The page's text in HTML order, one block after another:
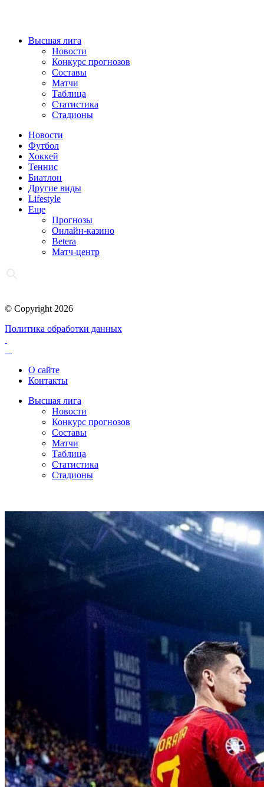
Высшая лига
Новости
Конкурс прогнозов
Составы
Матчи
Таблица
Статистика
Стадионы
Новости
Футбол
Хоккей
Теннис
Биатлон
Другие виды
Lifestyle
Еще
Прогнозы
Онлайн-казино
Betera
Матч-центр
© Copyright 2026
Политика обработки данных
О сайте
Контакты
Высшая лига
Новости
Конкурс прогнозов
Составы
Матчи
Таблица
Статистика
Стадионы